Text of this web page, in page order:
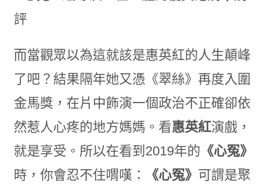
而當觀眾以為這就該是惠英紅的人生顛峰
了吧？結果隔年她又憑《翠絲》再度入圍
金馬獎，在片中飾演一個政治不正確卻依
然惹人心疼的地方媽媽。看惠英紅演戲，
就是享受。所以在看到 2019年的 《心冤》
時，你會忍不住喟嘆：
《心冤》 可謂是聚